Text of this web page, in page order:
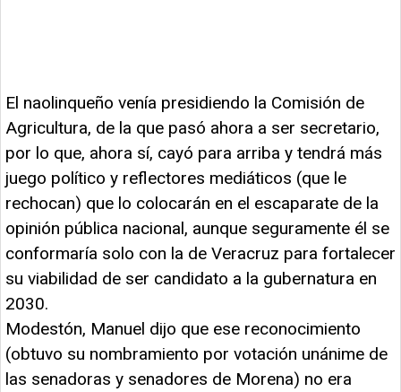
El naolinqueño venía presidiendo la Comisión de
Agricultura, de la que pasó ahora a ser secretario,
por lo que, ahora sí, cayó para arriba y tendrá más
juego político y reflectores mediáticos (que le
rechocan) que lo colocarán en el escaparate de la
opinión pública nacional, aunque seguramente él se
conformaría solo con la de Veracruz para fortalecer
su viabilidad de ser candidato a la gubernatura en
2030.
Modestón, Manuel dijo que ese reconocimiento
(obtuvo su nombramiento por votación unánime de
las senadoras y senadores de Morena) no era